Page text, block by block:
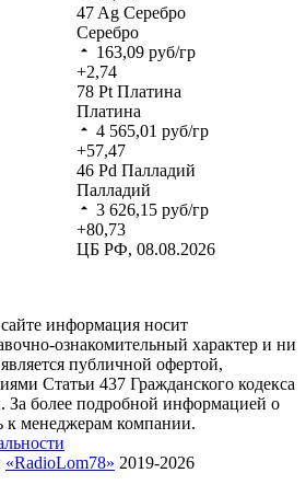
47 Ag Серебро
Серебро
163,09 руб/гр
+2,74
78 Pt Платина
Платина
4 565,01 руб/гр
+57,47
46 Pd Палладий
Палладий
3 626,15 руб/гр
+80,73
ЦБ РФ, 08.08.2026
информация носит
ознакомительный характер и ни
публичной офертой,
Статьи 437 Гражданского кодекса
За более подробной информацией о
к менеджерам компании.
«RadioLom78» 2019-2026